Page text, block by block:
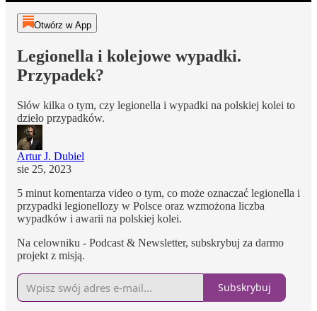
Otwórz w App
Legionella i kolejowe wypadki.
Przypadek?
Słów kilka o tym, czy legionella i wypadki na polskiej kolei to
dzieło przypadków.
Artur J. Dubiel
sie 25, 2023
5 minut komentarza video o tym, co może oznaczać legionella i
przypadki legionellozy w Polsce oraz wzmożona liczba
wypadków i awarii na polskiej kolei.
Na celowniku - Podcast & Newsletter, subskrybuj za darmo
projekt z misją.
Subskrybuj